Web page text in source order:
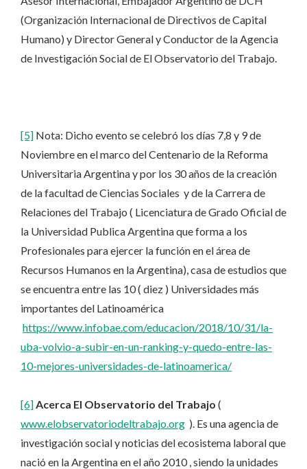
(Organización Internacional de Directivos de Capital
Humano) y Director General y Conductor de la Agencia
de Investigación Social de El Observatorio del Trabajo.
[5] Nota: Dicho evento se celebró los días 7,8 y 9 de
Noviembre en el marco del Centenario de la Reforma
Universitaria Argentina y por los 30 años de la creación
de la facultad de Ciencias Sociales y de la Carrera de
Relaciones del Trabajo ( Licenciatura de Grado Oficial de
la Universidad Publica Argentina que forma a los
Profesionales para ejercer la función en el área de
Recursos Humanos en la Argentina), casa de estudios que
se encuentra entre las 10 ( diez ) Universidades más
importantes del Latinoamérica
https://www.infobae.com/educacion/2018/10/31/la-
uba-volvio-a-subir-en-un-ranking-y-quedo-entre-las-
10-mejores-universidades-de-latinoamerica/
[6] Acerca El Observatorio del Trabajo (
www.elobservatoriodeltrabajo.org ). Es una agencia de
investigación social y noticias del ecosistema laboral que
nació en la Argentina en el año 2010 , siendo la unidades